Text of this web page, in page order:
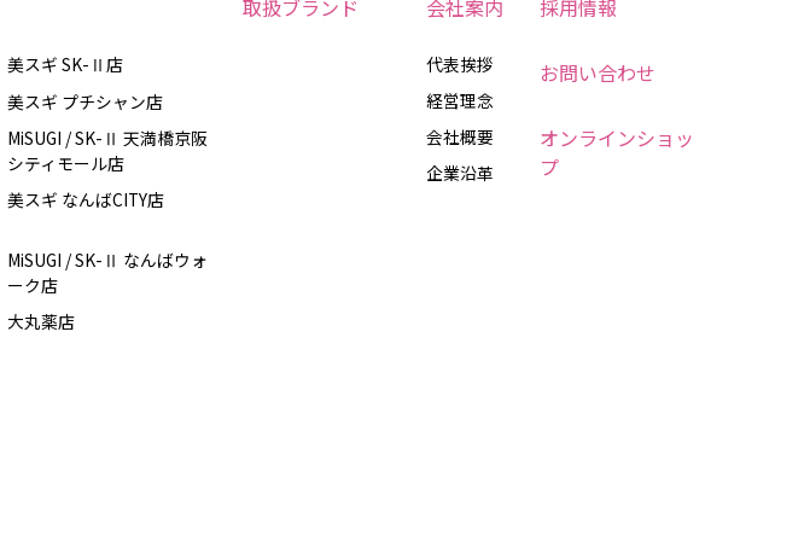
美スギ SK-Ⅱ店
美スギ プチシャン店
MiSUGI / SK-Ⅱ 天満橋京阪
シティモール店
美スギ なんばCITY店
MiSUGI / SK-Ⅱ なんばウォ
ーク店
大丸薬店
取扱ブランド 会社案内
代表挨拶
経営理念
会社概要
企業沿革
採用情報
お問い合わせ
オンラインショッ
プ